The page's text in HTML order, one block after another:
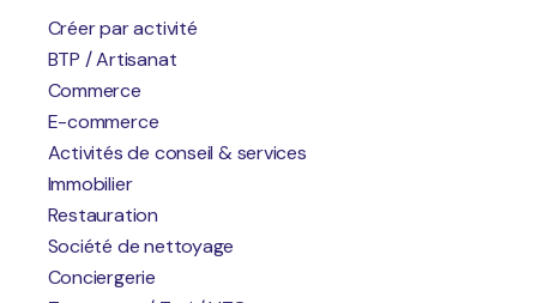
Créer par activité
BTP / Artisanat
Commerce
E-commerce
Activités de conseil & services
Immobilier
Restauration
Société de nettoyage
Conciergerie
L'une des seules assurances professionnelles sans
engagement ;
Entièrement modulable pour s'adapter à votre
activité ;
Une souscription en 5 minutes chrono ;
Une disponibilité à toute épreuve via tous les canaux
(mail, téléphone, WhatsApp, chat) ;
Des petits prix.